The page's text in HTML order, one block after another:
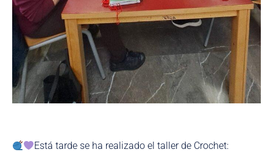
Está tarde se ha realizado el taller de Crochet: